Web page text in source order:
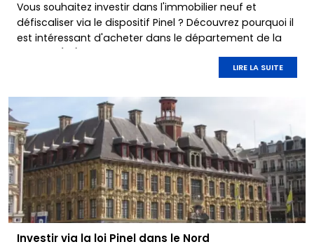
Vous souhaitez investir dans l'immobilier neuf et
défiscaliser via le dispositif Pinel ? Découvrez pourquoi il
est intéressant d'acheter dans le département de la
Gironde (33).
LIRE LA SUITE
Investir via la loi Pinel dans le Nord